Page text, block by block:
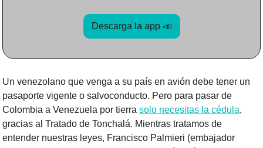
Descarga la app 📣
Un venezolano que venga a su país en avión debe tener un
pasaporte vigente o salvoconducto. Pero para pasar de
Colombia a Venezuela por tierra solo necesitas la cédula,
gracias al Tratado de Tonchalá. Mientras tratamos de
entender nuestras leyes, Francisco Palmieri (embajador